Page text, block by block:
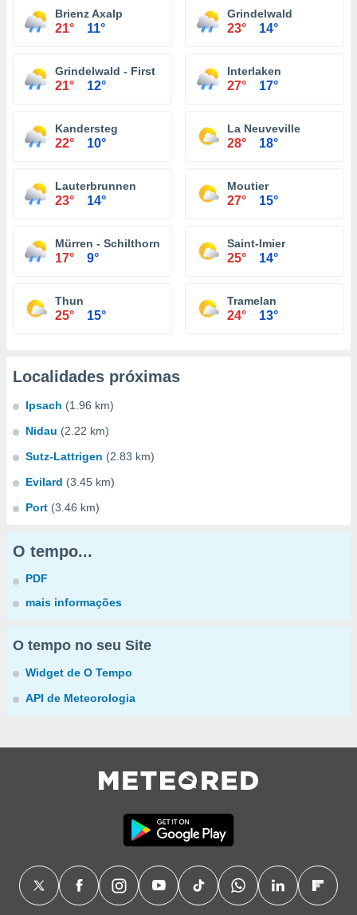
Brienz Axalp
21° 11°
Grindelwald
23° 14°
Grindelwald - First
21° 12°
Interlaken
27° 17°
Kandersteg
22° 10°
La Neuveville
28° 18°
Lauterbrunnen
23° 14°
Moutier
27° 15°
Mürren - Schilthorn
17° 9°
Saint-Imier
25° 14°
Thun
25° 15°
Tramelan
24° 13°
Localidades próximas
Ipsach (1.96 km)
Nidau (2.22 km)
Sutz-Lattrigen (2.83 km)
Evilard (3.45 km)
Port (3.46 km)
O tempo...
PDF
mais informações
O tempo no seu Site
Widget de O Tempo
API de Meteorologia